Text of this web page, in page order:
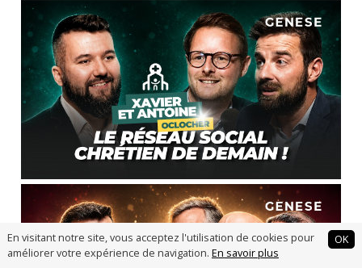
En visitant notre site, vous acceptez l'utilisation de cookies pour
améliorer votre expérience de navigation. En savoir plus
OK